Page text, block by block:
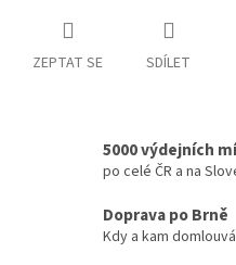
ZEPTAT SE SDÍLET
5000 výdejních
po celé ČR a na
Doprava po Brně
Kdy a kam